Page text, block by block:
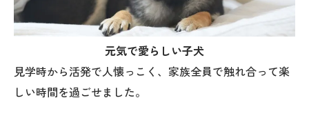
元気で愛らしい子犬
見学時から活発で人懐っこく、家族全員で触れ合って楽
しい時間を過ごせました。